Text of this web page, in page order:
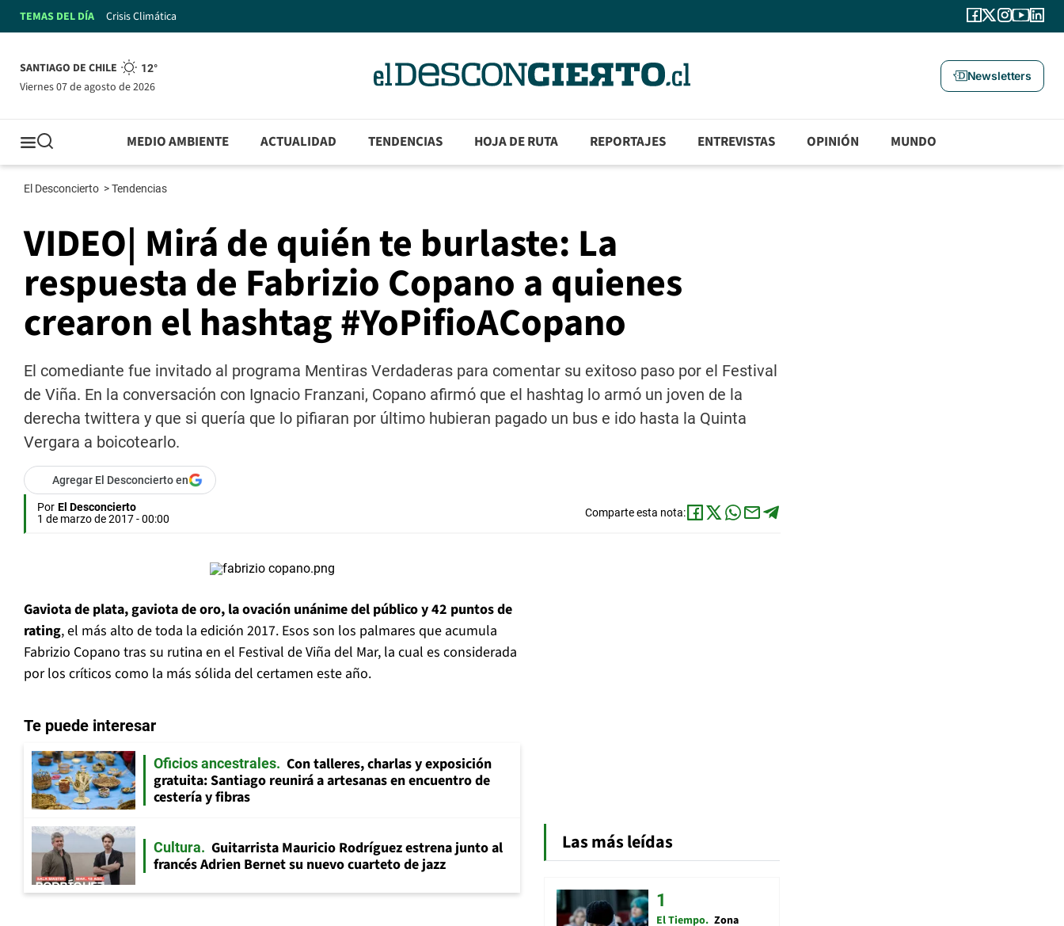
TEMAS DEL DÍA Crisis Climática
SANTIAGO DE CHILE 12°
viernes 07 de agosto de 2026
Newsletters
MEDIO AMBIENTE ACTUALIDAD TENDENCIAS HOJA DE RUTA REPORTAJES ENTREVISTAS OPINIÓN MUNDO
El Desconcierto >Tendencias
VIDEO| Mirá de quién te burlaste: La
respuesta de Fabrizio Copano a quienes
crearon el hashtag #YoPifioACopano
El comediante fue invitado al programa Mentiras Verdaderas para comentar su exitoso paso por el Festival
de Viña. En la conversación con Ignacio Franzani, Copano afirmó que el hashtag lo armó un joven de la
derecha twittera y que si quería que lo pifiaran por último hubieran pagado un bus e ido hasta la Quinta
Vergara a boicotearlo.
Agregar El Desconcierto en
Por El Desconcierto
1 de marzo de 2017 - 00:00
Comparte esta nota:
Gaviota de plata, gaviota de oro, la ovación unánime del público y 42 puntos de
rating, el más alto de toda la edición 2017. Esos son los palmares que acumula
Fabrizio Copano tras su rutina en el Festival de Viña del Mar, la cual es considerada
por los críticos como la más sólida del certamen este año.
Te puede interesar
Oficios ancestrales
Con talleres, charlas y exposición
gratuita: Santiago reunirá a artesanas en encuentro de
cestería y fibras
Cultura
Guitarrista Mauricio Rodríguez estrena junto al
francés Adrien Bernet su nuevo cuarteto de jazz
Las más leídas
El Tiempo Zona